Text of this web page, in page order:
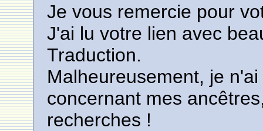
Je vous remercie pour
J'ai lu votre lien avec
Traduction.
Malheureusement, je
concernant mes
recherches !